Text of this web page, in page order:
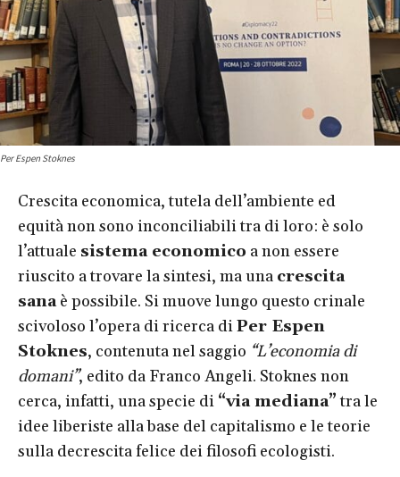
Per Espen Stoknes
Crescita economica, tutela dell’ambiente ed
equità non sono inconciliabili tra di loro: è solo
l’attuale sistema economico a non essere
riuscito a trovare la sintesi, ma una crescita
sanaè possibile. Si muove lungo questo crinale
scivoloso l’opera di ricerca diPer Espen
Stoknes, contenuta nel saggio “L’economia di
domani”, edito da Franco Angeli. Stoknes non
cerca, infatti, una specie di “via mediana”tra le
idee liberiste alla base del capitalismo e le teorie
sulla decrescita felice dei filosofi ecologisti.